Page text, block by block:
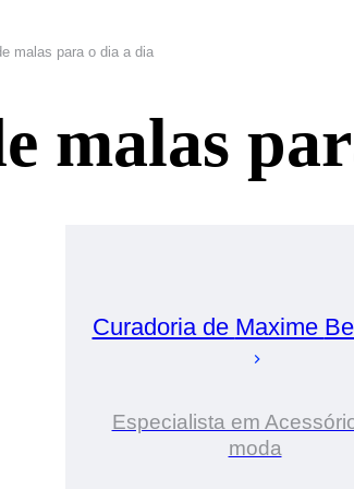
malas para o dia a dia
malas
Curadoria de Maxime
Especialista em
moda